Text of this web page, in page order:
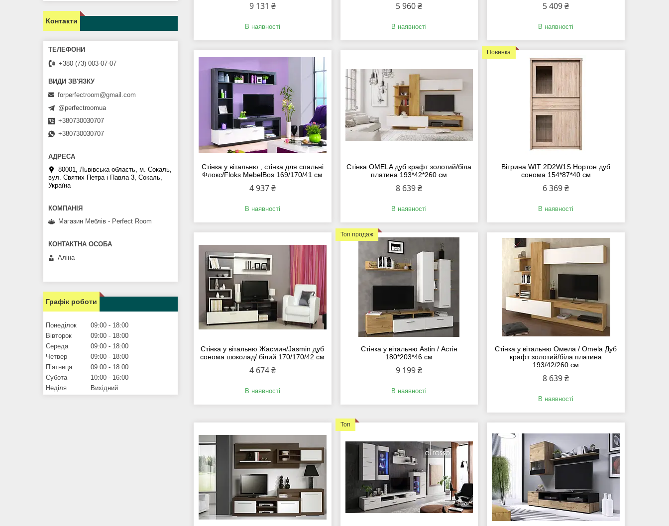
9 131 ₴
В наявності
5 960 ₴
В наявності
5 409 ₴
В наявності
Стінка у вітальню , стінка для спальні
Флокс/Floks MebelBos 169/170/41 см
4 937 ₴
В наявності
Стінка OMELA дуб крафт золотий/біла
платина 193*42*260 см
8 639 ₴
В наявності
Новинка
Вітрина WIT 2D2W1S Нортон дуб
сонома 154*87*40 см
6 369 ₴
В наявності
Стінка у вітальню Жасмин/Jasmin дуб
сонома шоколад/ білий 170/170/42 см
4 674 ₴
В наявності
Топ продаж
Стінка у вітальню Astin / Астін
180*203*46 см
9 199 ₴
В наявності
Стінка у вітальню Омела / Omela Дуб
крафт золотий/біла платина
193/42/260 см
8 639 ₴
В наявності
Топ
Контакти
+380 (73) 003-07-07
forperfectroom@gmail.com
@perfectroomua
+380730030707
+380730030707
80001, Львівська область, м. Сокаль,
вул. Святих Петра і Павла 3, Сокаль,
Україна
Магазин Меблів - Perfect Room
Аліна
Графік роботи
Понеділок 09:00
18:00
Вівторок
09:00
18:00
Середа
09:00
18:00
Четвер
09:00
18:00
Пʼятниця
09:00
18:00
Субота
10:00
16:00
Неділя
Вихідний